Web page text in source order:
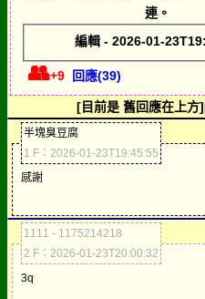
連。
編輯 - 2026-01-
👥+9 回應(39)
[目前是 舊回應在上方
半塊臭豆腐
1 F：2026-01-23T19:45:55
感謝
1111 - 1175214218
2 F：2026-01-23T20:00:32
3q